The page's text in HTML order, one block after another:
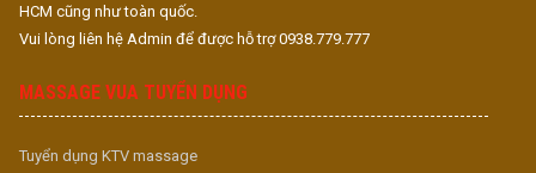
HCM cũng như toàn quốc.
Vui lòng liên hệ Admin để được hỗ trợ 0938.779.777
MASSAGE VUA TUYỂN DỤNG
Tuyển dụng KTV massage